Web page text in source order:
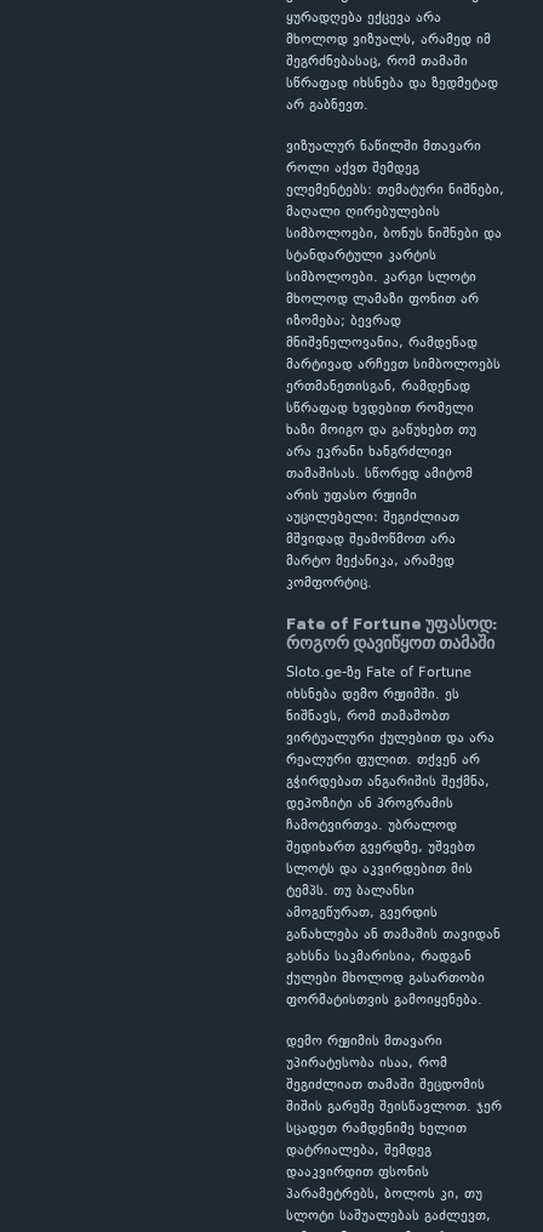
ყურადღება ექცევა არა
მხოლოდ ვიზუალს, არამედ იმ
შეგრძნებასაც, რომ თამაში
სწრაფად იხსნება და ზედმეტად
არ გაბნევთ.
ვიზუალურ ნაწილში მთავარი
როლი აქვთ შემდეგ
ელემენტებს: თემატური ნიშნები,
მაღალი ღირებულების
სიმბოლოები, ბონუს ნიშნები და
სტანდარტული კარტის
სიმბოლოები. კარგი სლოტი
მხოლოდ ლამაზი ფონით არ
იზომება; ბევრად
მნიშვნელოვანია, რამდენად
მარტივად არჩევთ სიმბოლოებს
ერთმანეთისგან, რამდენად
სწრაფად ხვდებით რომელი
ხაზი მოიგო და გაწუხებთ თუ
არა ეკრანი ხანგრძლივი
თამაშისას. სწორედ ამიტომ
არის უფასო რეჟიმი
აუცილებელი: შეგიძლიათ
მშვიდად შეამოწმოთ არა
მარტო მექანიკა, არამედ
კომფორტიც.
Fate of Fortune უფასოდ:
როგორ დავიწყოთ თამაში
Sloto.ge-ზე Fate of Fortune
იხსნება დემო რეჟიმში. ეს
ნიშნავს, რომ თამაშობთ
ვირტუალური ქულებით და არა
რეალური ფულით. თქვენ არ
გჭირდებათ ანგარიშის შექმნა,
დეპოზიტი ან პროგრამის
ჩამოტვირთვა. უბრალოდ
შედიხართ გვერდზე, უშვებთ
სლოტს და აკვირდებით მის
ტემპს. თუ ბალანსი
ამოგეწურათ, გვერდის
განახლება ან თამაშის თავიდან
გახსნა საკმარისია, რადგან
ქულები მხოლოდ გასართობი
ფორმატისთვის გამოიყენება.
დემო რეჟიმის მთავარი
უპირატესობა ისაა, რომ
შეგიძლიათ თამაში შეცდომის
შიშის გარეშე შეისწავლოთ. ჯერ
სცადეთ რამდენიმე ხელით
დატრიალება, შემდეგ
დააკვირდით ფსონის
პარამეტრებს, ბოლოს კი, თუ
სლოტი საშუალებას გაძლევთ,